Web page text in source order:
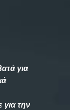
για
για την